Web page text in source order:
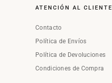
ATENCIÓN AL CLIENTE
Contacto
Política de Envíos
Política de Devoluciones
Condiciones de Compra